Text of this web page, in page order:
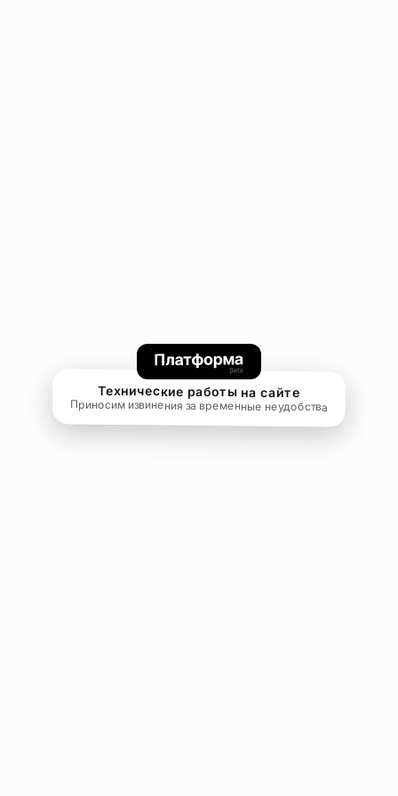
Технические работы на сайте
Приносим извинения за временные неудобства